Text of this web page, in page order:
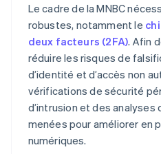
Le cadre de la MNBC
robustes, notamment le
deux facteurs (2FA). Afin
réduire les risques de
d’identité et d’accès non
vérifications de sécurité
d’intrusion et des
menées pour améliorer en
numériques.